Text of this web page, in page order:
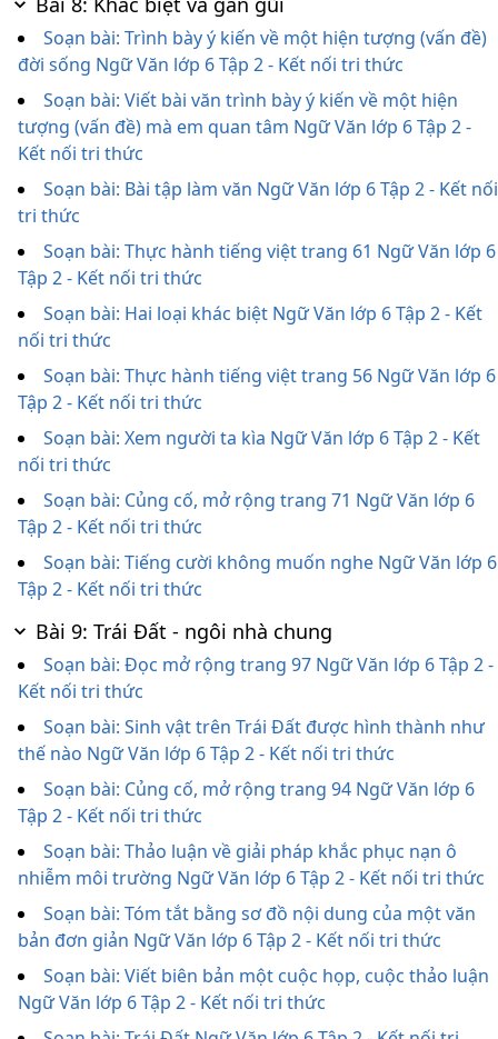
Soạn bài: Trình bày ý kiến về một hiện tượng (vấn đề)
đời sống Ngữ Văn lớp 6 Tập 2 - Kết nối tri thức
Soạn bài: Viết bài văn trình bày ý kiến về một hiện
tượng (vấn đề) mà em quan tâm Ngữ Văn lớp 6 Tập 2 -
Kết nối tri thức
Soạn bài: Bài tập làm văn Ngữ Văn lớp 6 Tập 2 - Kết nối
tri thức
Soạn bài: Thực hành tiếng việt trang 61 Ngữ Văn lớp 6
Tập 2 - Kết nối tri thức
Soạn bài: Hai loại khác biệt Ngữ Văn lớp 6 Tập 2 - Kết
nối tri thức
Soạn bài: Thực hành tiếng việt trang 56 Ngữ Văn lớp 6
Tập 2 - Kết nối tri thức
Soạn bài: Xem người ta kìa Ngữ Văn lớp 6 Tập 2 - Kết
nối tri thức
Soạn bài: Củng cố, mở rộng trang 71 Ngữ Văn lớp 6
Tập 2 - Kết nối tri thức
Soạn bài: Tiếng cười không muốn nghe Ngữ Văn lớp 6
Tập 2 - Kết nối tri thức
Bài 9: Trái Đất - ngôi nhà chung
Soạn bài: Đọc mở rộng trang 97 Ngữ Văn lớp 6 Tập 2 -
Kết nối tri thức
Soạn bài: Sinh vật trên Trái Đất được hình thành như
thế nào Ngữ Văn lớp 6 Tập 2 - Kết nối tri thức
Soạn bài: Củng cố, mở rộng trang 94 Ngữ Văn lớp 6
Tập 2 - Kết nối tri thức
Soạn bài: Thảo luận về giải pháp khắc phục nạn ô
nhiễm môi trường Ngữ Văn lớp 6 Tập 2 - Kết nối tri thức
Soạn bài: Tóm tắt bằng sơ đồ nội dung của một văn
bản đơn giản Ngữ Văn lớp 6 Tập 2 - Kết nối tri thức
Soạn bài: Viết biên bản một cuộc họp, cuộc thảo luận
Ngữ Văn lớp 6 Tập 2 - Kết nối tri thức